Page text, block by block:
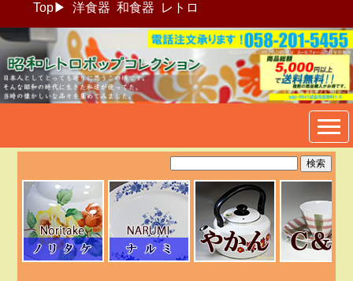
Top▶ 洋食器 和食器 レトロ
昭和レトロポップ食器生活雑
貨通販＠フリマート